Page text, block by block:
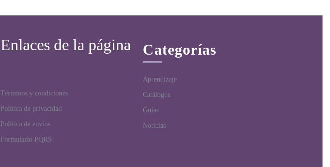
Enlaces de la página
Términos y condiciones
Política de privacidad
Política de envíos
Formulario PQRS
Categorías
Aprendizaje
Catálogos
Guías
Noticias